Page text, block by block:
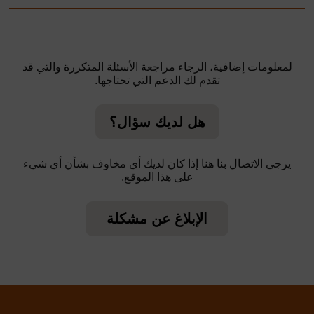
لمعلومات إضافية، الرجاء مراجعة الأسئلة المتكررة والتي قد
تقدم لك الدعم التي تحتاجها.
هل لديك سؤال؟
يرجى الاتصال بنا هنا إذا كان لديك أي مخاوف بشأن أي شيء
على هذا الموقع.
الإبلاغ عن مشكلة